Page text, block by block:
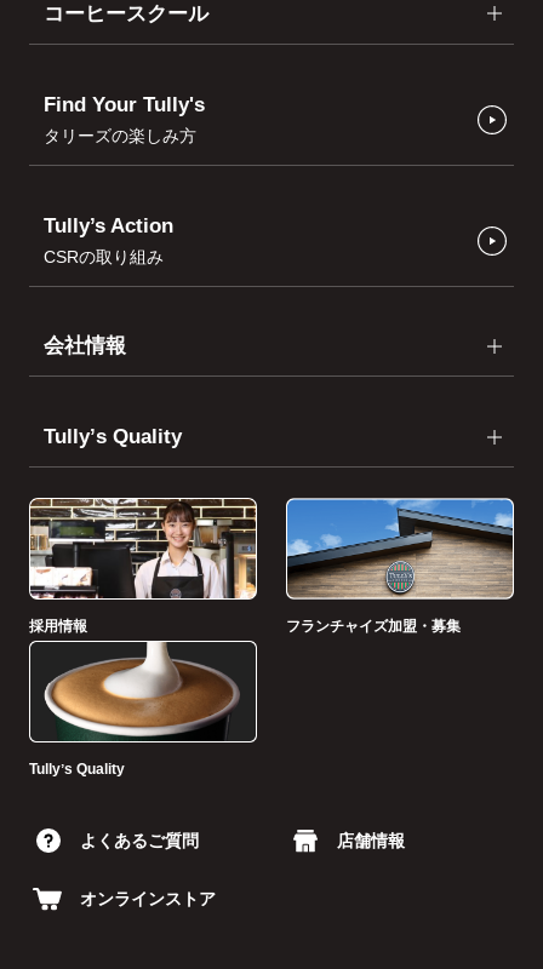
コーヒースクール
Find Your Tully's
タリーズの楽しみ方
Tully’s Action
CSRの取り組み
会社情報
Tullyʼs Quality
採用情報 フランチャイズ加盟・募集
Tullyʼs Quality
よくあるご質問 店舗情報
オンラインストア